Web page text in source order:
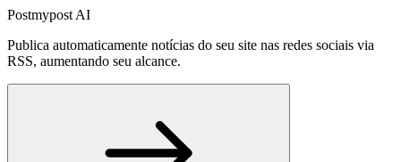
Postmypost AI
Publica automaticamente notícias do seu site nas redes sociais via
RSS, aumentando seu alcance.